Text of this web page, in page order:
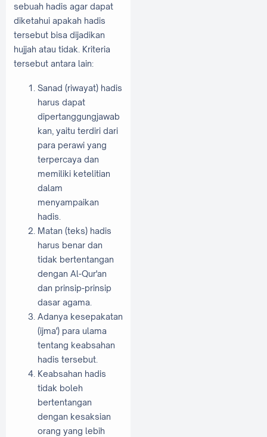
sebuah hadis agar dapat
diketahui apakah hadis
tersebut bisa dijadikan
hujjah atau tidak. Kriteria
tersebut antara lain:
Sanad (riwayat) hadis
harus dapat
dipertanggungjawab
kan, yaitu terdiri dari
para perawi yang
terpercaya dan
memiliki ketelitian
dalam
menyampaikan
hadis.
Matan (teks) hadis
harus benar dan
tidak bertentangan
dengan Al-Qur'an
dan prinsip-prinsip
dasar agama.
Adanya kesepakatan
(ijma') para ulama
tentang keabsahan
hadis tersebut.
Keabsahan hadis
tidak boleh
bertentangan
dengan kesaksian
orang yang lebih